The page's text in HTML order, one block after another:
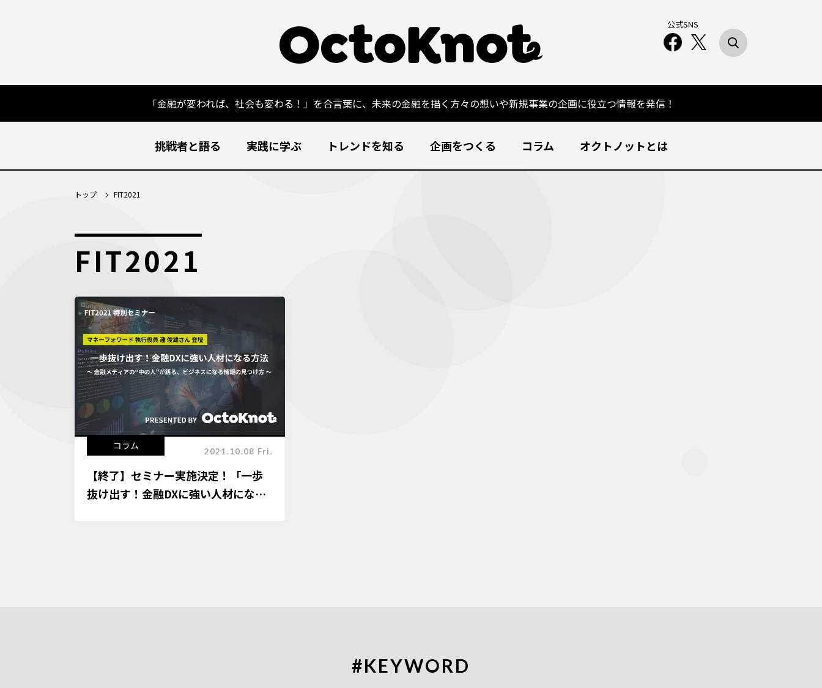
挑戦者と語る 実践に学ぶ トレンドを知る 企画をつくる コラム オクトノットとは
「金融が変われば、社会も変わる！」を合言葉に、未来の金融を描く方々の想いや新規事業の企画に役立つ情報を発信！
公式SNS
トップ FIT2021
FIT2021
コラム 2021.10.08 Fri.
【終了】セミナー実施決定！「一歩
抜け出す！金融DXに強い人材になる
#KEYWORD